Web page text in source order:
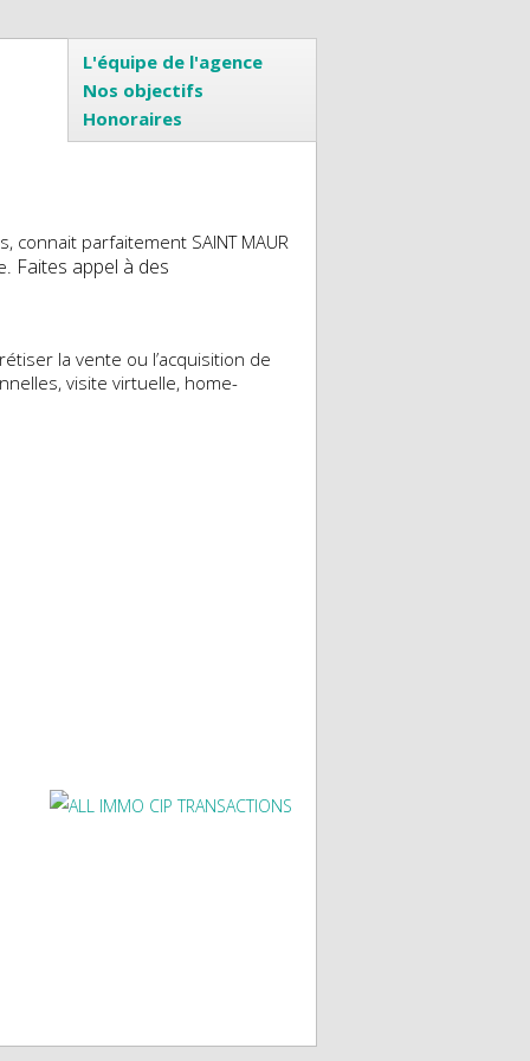
L'équipe de l'agence
Nos objectifs
Honoraires
connait parfaitement SAINT MAUR
Faites appel à des
la vente ou l’acquisition de
visite virtuelle, home-